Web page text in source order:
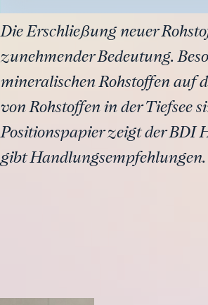
Die Erschließung neuer
zunehmender Bedeutung.
mineralischen Rohstoffen auf
von Rohstoffen in der Tiefsee
Positionspapier zeigt der BDI
gibt Handlungsempfehlungen.